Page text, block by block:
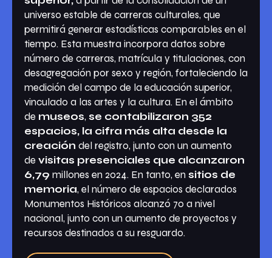
universo estable de carreras culturales, que
permitirá generar estadísticas comparables en el
tiempo. Esta muestra incorpora datos sobre
número de carreras, matrícula y titulaciones, con
desagregación por sexo y región, fortaleciendo la
medición del campo de la educación superior,
vinculado a las artes y la cultura. En el ámbito
de museos, se contabilizaron 352
espacios, la cifra más alta desde la
creación del registro, junto con un aumento
de visitas presenciales que alcanzaron
6,79 millones en 2024. En tanto, en sitios de
memoria, el número de espacios declarados
Monumentos Históricos alcanzó 70 a nivel
nacional, junto con un aumento de proyectos y
recursos destinados a su resguardo.